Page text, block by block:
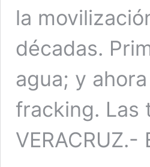
la
décadas.
agua; y
fracking. Las